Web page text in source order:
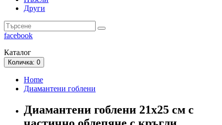
Други
facebook
Каталог
Количка: 0
Home
Диамантени гоблени
Диамантени гоблени 21x25 см с